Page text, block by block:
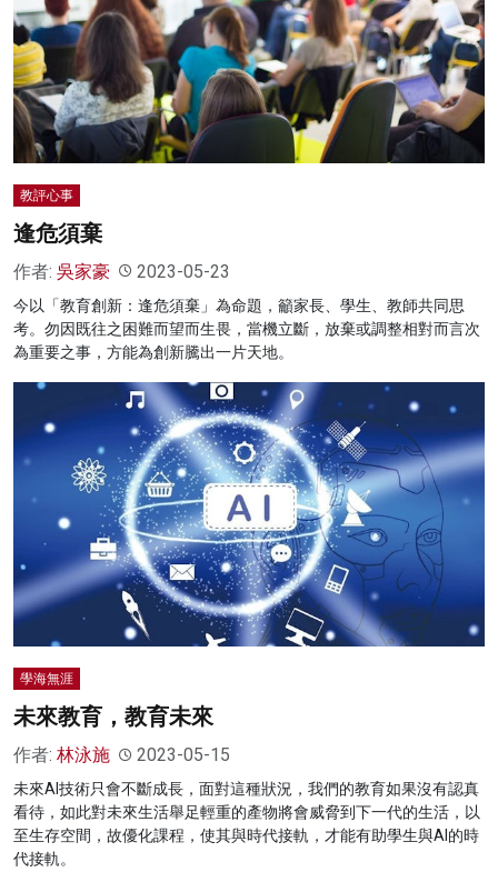
教評心事
逢危須棄
作者: 吳家豪 2023-05-23
今以「教育創新：逢危須棄」為命題，籲家長、學生、教師共同思
考。勿因既往之困難而望而生畏，當機立斷，放棄或調整相對而言次
為重要之事，方能為創新騰出一片天地。
學海無涯
未來教育，教育未來
作者: 林泳施 2023-05-15
未來AI技術只會不斷成長，面對這種狀況，我們的教育如果沒有認真
看待，如此對未來生活舉足輕重的產物將會威脅到下一代的生活，以
至生存空間，故優化課程，使其與時代接軌，才能有助學生與AI的時
代接軌。